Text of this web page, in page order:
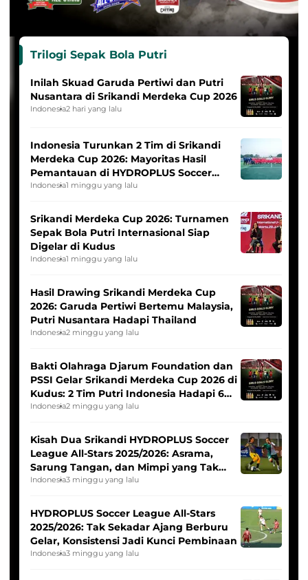
Trilogi Sepak Bola Putri
Inilah Skuad Garuda Pertiwi dan Putri
Nusantara di Srikandi Merdeka Cup 2026
Indonesia2 hari yang lalu
Indonesia Turunkan 2 Tim di Srikandi
Merdeka Cup 2026: Mayoritas Hasil
Pemantauan di HYDROPLUS Soccer
League
Indonesia1 minggu yang lalu
Srikandi Merdeka Cup 2026: Turnamen
Sepak Bola Putri Internasional Siap
Digelar di Kudus
Indonesia1 minggu yang lalu
Hasil Drawing Srikandi Merdeka Cup
2026: Garuda Pertiwi Bertemu Malaysia,
Putri Nusantara Hadapi Thailand
Indonesia2 minggu yang lalu
Bakti Olahraga Djarum Foundation dan
PSSI Gelar Srikandi Merdeka Cup 2026 di
Kudus: 2 Tim Putri Indonesia Hadapi 6
Tim Asia
Indonesia2 minggu yang lalu
Kisah Dua Srikandi HYDROPLUS Soccer
League All-Stars 2025/2026: Asrama,
Sarung Tangan, dan Mimpi yang Tak
Pernah Padam
Indonesia3 minggu yang lalu
HYDROPLUS Soccer League All-Stars
2025/2026: Tak Sekadar Ajang Berburu
Gelar, Konsistensi Jadi Kunci Pembinaan
Indonesia3 minggu yang lalu